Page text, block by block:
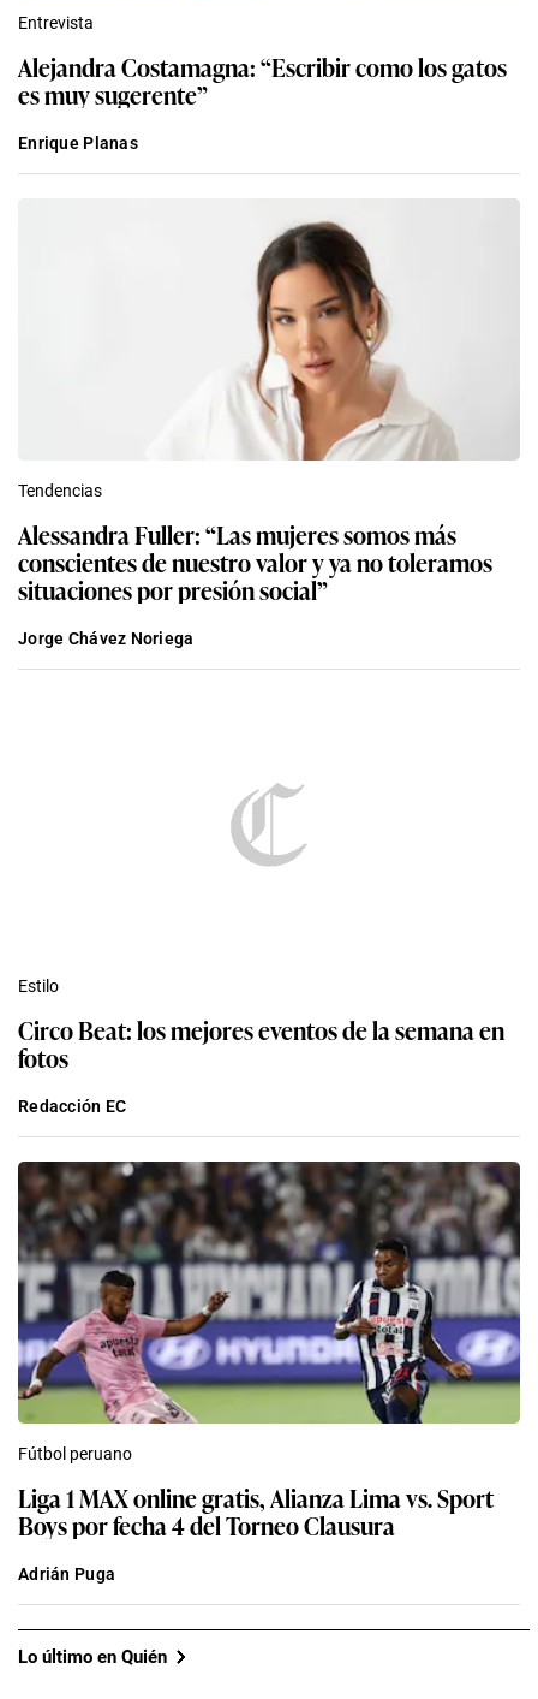
Entrevista
Alejandra Costamagna: “Escribir como los gatos
es muy sugerente”
Enrique Planas
Tendencias
Alessandra Fuller: “Las mujeres somos más
conscientes de nuestro valor y ya no toleramos
situaciones por presión social”
Jorge Chávez Noriega
Estilo
Circo Beat: los mejores eventos de la semana en
fotos
Redacción EC
Fútbol peruano
Liga 1 MAX online gratis, Alianza Lima vs. Sport
Boys por fecha 4 del Torneo Clausura
Adrián Puga
Lo último en Quién